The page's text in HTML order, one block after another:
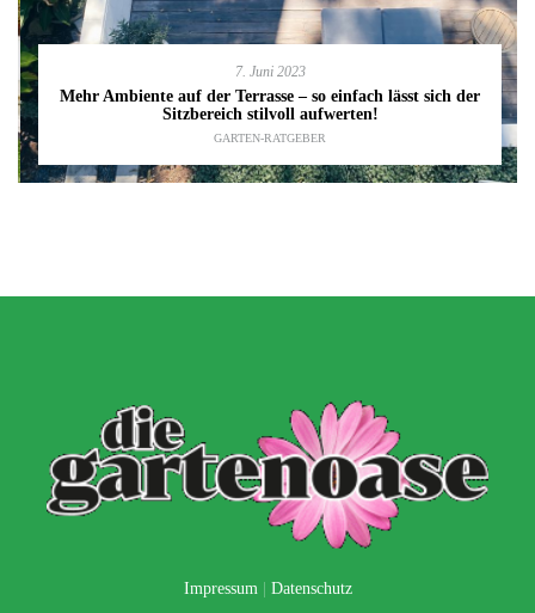
7. Juni 2023
Mehr Ambiente auf der Terrasse – so einfach lässt sich der
Sitzbereich stilvoll aufwerten!
GARTEN-RATGEBER
Impressum Datenschutz